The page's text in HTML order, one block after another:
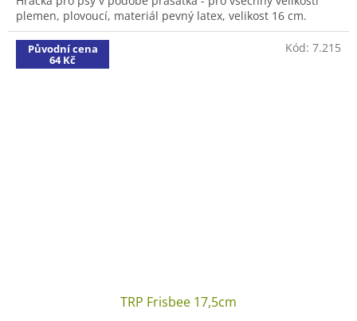
plemen, plovoucí, materiál pevný latex, velikost 16 cm.
Původní cena
64 Kč
TRP Frisbee 17,5cm
Kód: 7.215